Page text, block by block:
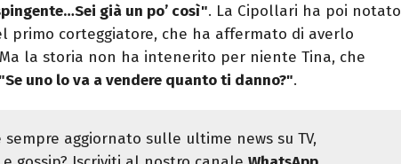
già un po’ così". La Cipollari ha poi notato
primo corteggiatore, che ha affermato di averlo
la storia non ha intenerito per niente Tina, che
"Se uno lo va a vendere quanto ti danno?".
sempre aggiornato sulle ultime news su TV,